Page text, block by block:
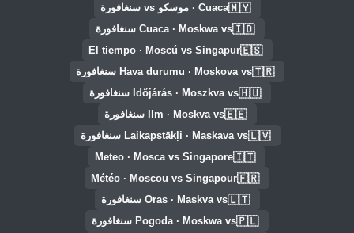
🇲🇾Cuaca · موسكو vs سنغافورة
🇮🇩Cuaca · Moskwa vs سنغافورة
🇪🇸
El tiempo · Moscú vs Singapur
🇹🇷Hava durumu · Moskova vs سنغافورة
🇭🇺Időjárás · Moszkva vs سنغافورة
🇪🇪Ilm · Moskva vs سنغافورة
🇱🇻Laikapstākļi · Maskava vs سنغافورة
🇮🇹
Meteo · Mosca vs Singapore
🇫🇷
Météo · Moscou vs Singapour
🇱🇹Oras · Maskva vs سنغافورة
🇵🇱Pogoda · Moskwa vs سنغافورة